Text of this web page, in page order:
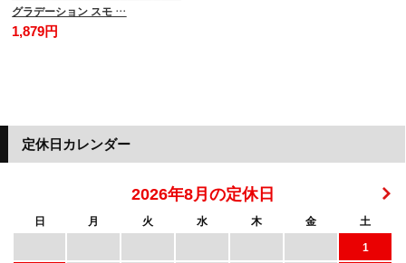
グラデーション スモ …
1,879円
定休日カレンダー
2026年8月の定休日
日 月 火 水 木 金
土
1